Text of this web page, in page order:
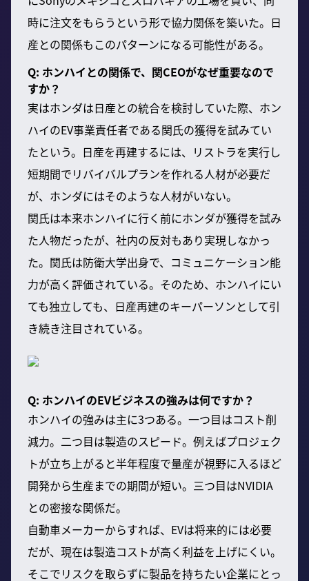
時に注文をもらうという形で協力関係を築いた。日
産との関係もこのパターンになる可能性がある。
Q: ホンハイとの関係で、関CEOがなぜ重要なので
すか？
実はホンダは日産との統合を検討していた際、ホン
ハイのEV事業責任者である関氏の獲得を試みてい
たという。日産を再建するには、リストラを実行し
短期間でリバイバルプランを作れる人材が必要だ
が、ホンダにはそのような人材がいない。
関氏は本来ホンハイに行く前にホンダが獲得を試み
た人物だったが、社内の反対もあり実現しなかっ
た。関氏は防衛大学出身で、コミュニケーション能
力が高く評価されている。そのため、ホンハイにい
ても独立しても、日産再建のキーパーソンとして引
き続き注目されている。
Q: ホンハイのEVビジネスの強みは何ですか？
ホンハイの強みは主に3つある。一つ目はコスト削
減力。二つ目は製造のスピード。例えばプロジェク
トが立ち上がると半年程度で量産が視野に入るほど
開発から生産までの期間が短い。三つ目はNVIDIA
との密接な関係だ。
自動車メーカーからすれば、EVは将来的には必要
だが、現在は製造コストが高く利益を上げにくい。
そこでリスクを取らずに製品を持ちたい企業にとっ